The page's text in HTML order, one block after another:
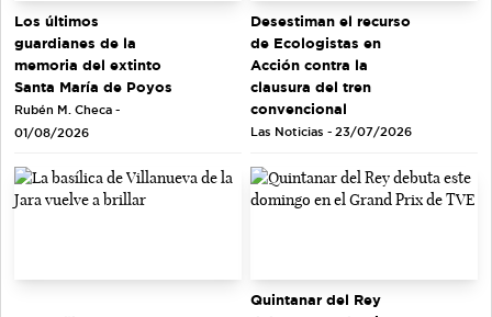
Los últimos
guardianes de la
memoria del extinto
Santa María de Poyos
Rubén M. Checa -
01/08/2026
Desestiman el recurso
de Ecologistas en
Acción contra la
clausura del tren
convencional
Las Noticias - 23/07/2026
Quintanar del Rey